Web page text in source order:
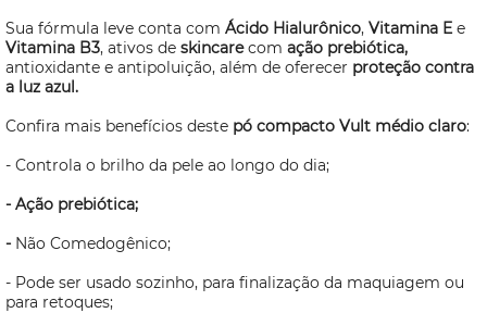
Sua fórmula leve conta com Ácido Hialurônico, Vitamina E e
Vitamina B3, ativos de skincarecom ação prebiótica,
antioxidante e antipoluição, além de oferecer proteção contra
a luz azul.
Confira mais benefícios deste pó compacto Vult médio claro:
- Controla o brilho da pele ao longo do dia;
- Ação prebiótica;
- Não Comedogênico;
- Pode ser usado sozinho, para finalização da maquiagem ou
para retoques;